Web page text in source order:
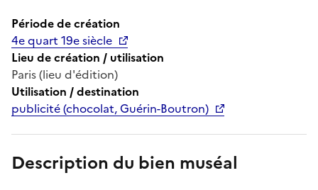
Période de création
4e quart 19e siècle
Lieu de création / utilisation
Paris (lieu d'édition)
Utilisation / destination
publicité (chocolat, Guérin-Boutron)
Description du bien muséal